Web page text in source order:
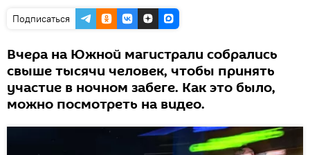
Подписаться
Вчера на Южной магистрали собрались
свыше тысячи человек, чтобы принять
участие в ночном забеге. Как это было,
можно посмотреть на видео.